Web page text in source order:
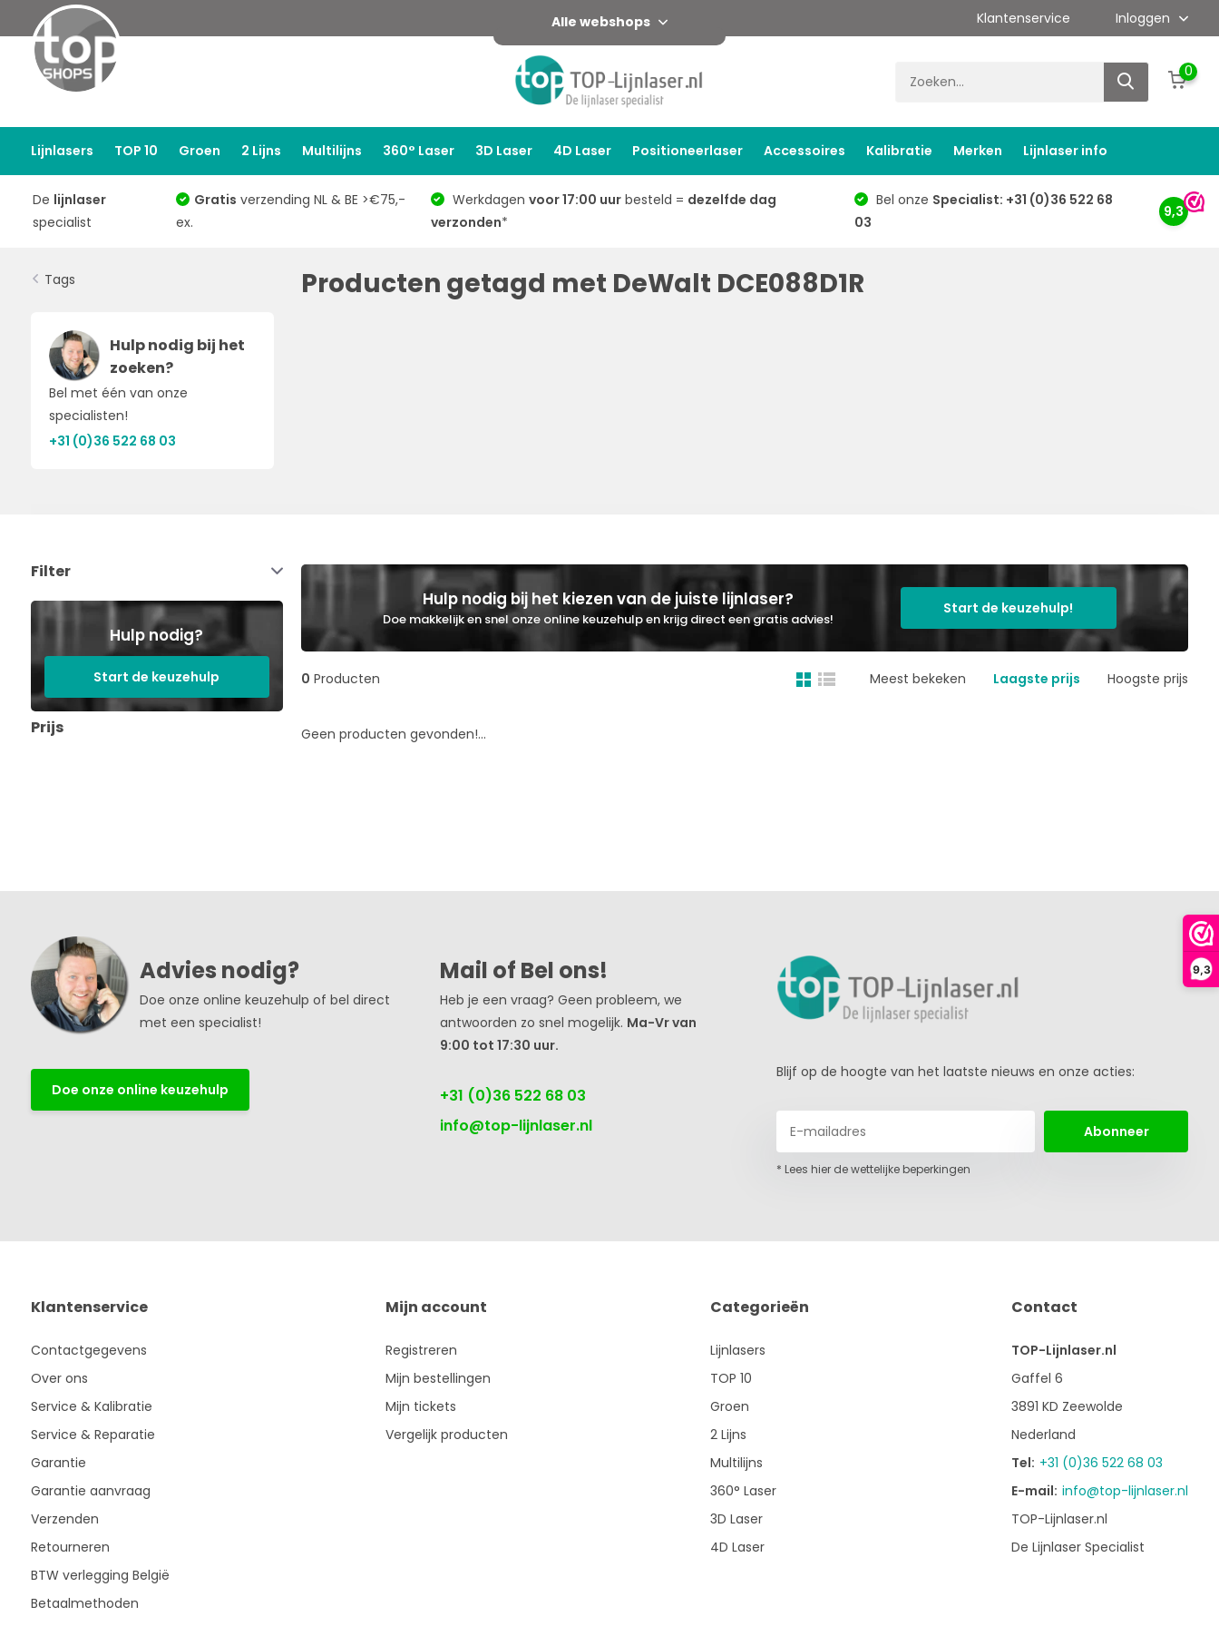
9,3
Alle webshops Klantenservice Inloggen
0
Lijnlasers TOP 10 Groen 2 Lijns Multilijns 360° Laser 3D Laser 4D Laser Positioneerlaser Accessoires Kalibratie Merken Lijnlaser info
De lijnlaser
specialist
Gratis verzending NL & BE >€75,-
ex.
Werkdagen voor 17:00 uurbesteld = dezelfde dag
verzonden*
Bel onze Specialist: +31 (0)36 522 68
03
9,3
Tags
Hulp nodig bij het
zoeken?
Bel met één van onze
specialisten!
+31 (0)36 522 68 03
Producten getagd met DeWalt DCE088D1R
Filter
Hulp nodig?
Start de keuzehulp
Prijs
Hulp nodig bij het kiezen van de juiste lijnlaser?
Doe makkelijk en snel onze online keuzehulp en krijg direct een gratis advies!
Start de keuzehulp!
0 Producten Meest bekeken Laagste prijs Hoogste prijs
Geen producten gevonden!...
Advies nodig?
Doe onze online keuzehulp of bel direct
met een specialist!
Doe onze online keuzehulp
Mail of Bel ons!
Heb je een vraag? Geen probleem, we
antwoorden zo snel mogelijk. Ma-Vr van
9:00 tot 17:30 uur.
+31 (0)36 522 68 03
info@top-lijnlaser.nl
Blijf op de hoogte van het laatste nieuws en onze acties:
Abonneer
* Lees hier de wettelijke beperkingen
Klantenservice
Contactgegevens
Over ons
Service & Kalibratie
Service & Reparatie
Garantie
Garantie aanvraag
Verzenden
Retourneren
BTW verlegging België
Betaalmethoden
Mijn account
Registreren
Mijn bestellingen
Mijn tickets
Vergelijk producten
Categorieën
Lijnlasers
TOP 10
Groen
2 Lijns
Multilijns
360° Laser
3D Laser
4D Laser
Contact
TOP-Lijnlaser.nl
Gaffel 6
3891 KD Zeewolde
Nederland
Tel: +31 (0)36 522 68 03
E-mail: info@top-lijnlaser.nl
TOP-Lijnlaser.nl
De Lijnlaser Specialist